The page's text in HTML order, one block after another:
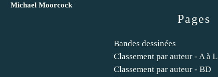
Michael Moorcock
Pages
Bandes dessinées
Classement par auteur - A à L
Classement par auteur - BD